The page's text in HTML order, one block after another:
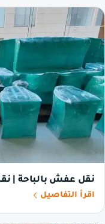
نقل عفش بالباحة |
اقرأ التفاصيل